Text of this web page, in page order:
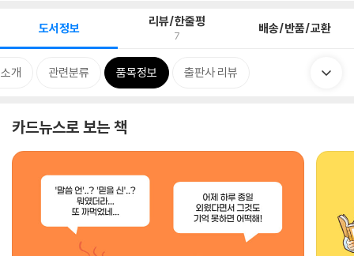
도서정보 리뷰/한줄평
7 배송/반품/교환
개 관련분류 품목정보 출판사 리뷰
카드뉴스로 보는 책